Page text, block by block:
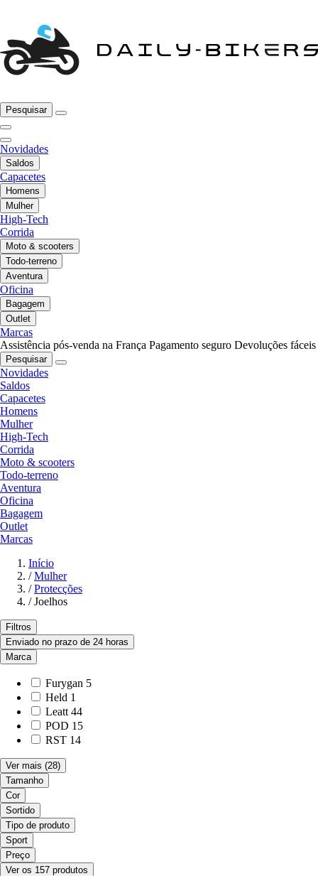
Pesquisar
Novidades
Saldos
Capacetes
Homens
Mulher
High-Tech
Corrida
Moto & scooters
Todo-terreno
Aventura
Oficina
Bagagem
Outlet
Marcas
Assistência pós-venda na França Pagamento seguro Devoluções fáceis
Pesquisar
Novidades
Saldos
Capacetes
Homens
Mulher
High-Tech
Corrida
Moto & scooters
Todo-terreno
Aventura
Oficina
Bagagem
Outlet
Marcas
Início
/ Mulher
/ Protecções
/ Joelhos
Filtros
Enviado no prazo de 24 horas
Marca
Furygan 5
Held 1
Leatt 44
POD 15
RST 14
Ver mais (28)
Tamanho
Cor
Sortido
Tipo de produto
Sport
Preço
Ver os 157 produtos